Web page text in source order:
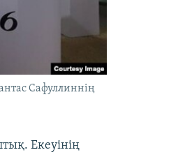
Сафуллиннің
Екеуінің